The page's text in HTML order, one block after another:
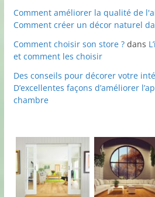
Comment améliorer la qualité de
Comment créer un décor naturel
Comment choisir son store ?dans
et comment les choisir
Des conseils pour décorer votre
D’excellentes façons d’améliorer
chambre